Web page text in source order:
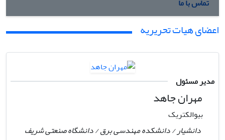
تماس با ما
اعضای هیات تحریریه
مدیر مسئول
مهران جاهد
بیوالکتریک
دانشیار / دانشکده مهندسی برق / دانشگاه صنعتی شریف